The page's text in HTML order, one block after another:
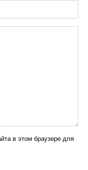
в этом браузере для